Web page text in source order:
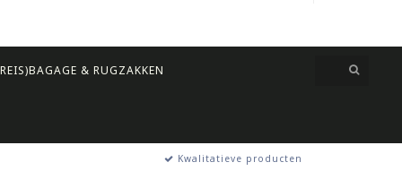
& RUGZAKKEN
Kwalitatieve producten